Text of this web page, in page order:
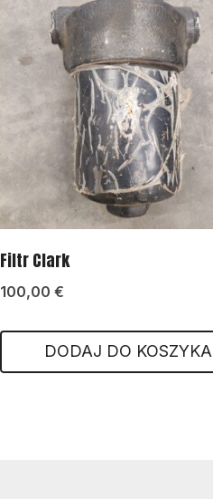
Filtr Clark
100,00 €
DODAJ DO KOSZYKA